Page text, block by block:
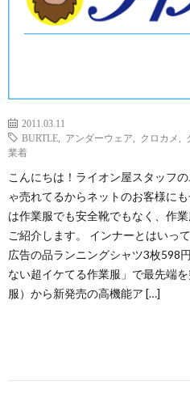
2011.03.11
BURTLE
アンダーウェア クロカメ
業着
こんにちは！ライオン屋スタッフ
ゃ売れてるからネットのお客様に
は作業服でも安全靴でもなく、作
ご紹介します。 インナーとはいっ
広告の品ランニングシャツ3枚598
ない超イケてる作業服」で最先端
服）から新発売の高機能ア […]